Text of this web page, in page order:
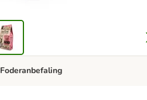
Foderanbefaling